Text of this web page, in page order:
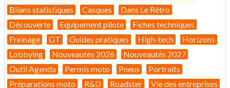
Bilans statistiques
Casques
Dans Le Rétro
Découverte
Equipement pilote
Fiches techniques
Freinage
GT Guides pratiques High-tech
Horizons
Lobbying
Nouveautés 2026
Nouveautés 2027
Outil Agenda
Permis moto Pneus
Portraits
Préparations moto
R&D Roadster Vie des entreprises